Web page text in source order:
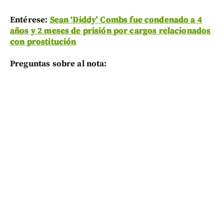
Entérese: Sean ‘Diddy’ Combs fue condenado a 4
años y 2 meses de prisión por cargos relacionados
con prostitución
Preguntas sobre al nota: